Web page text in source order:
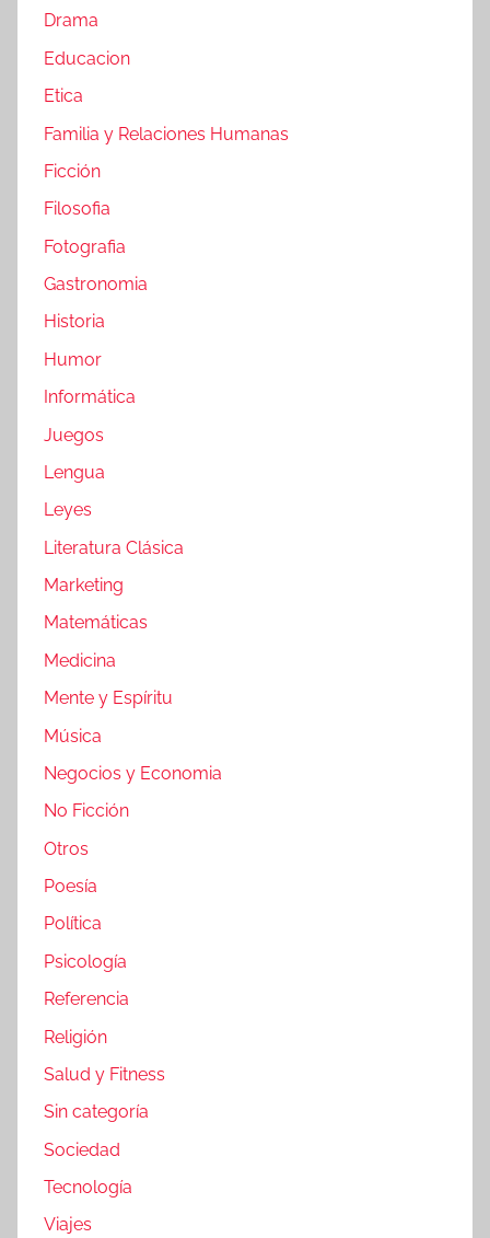
Drama
Educacion
Etica
Familia y Relaciones Humanas
Ficción
Filosofia
Fotografia
Gastronomia
Historia
Humor
Informática
Juegos
Lengua
Leyes
Literatura Clásica
Marketing
Matemáticas
Medicina
Mente y Espíritu
Música
Negocios y Economia
No Ficción
Otros
Poesía
Política
Psicología
Referencia
Religión
Salud y Fitness
Sin categoría
Sociedad
Tecnología
Viajes